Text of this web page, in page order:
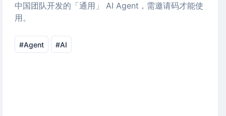
中国团队开发的「通用」 AI Agent，需邀请码才能使
用。
#Agent #AI